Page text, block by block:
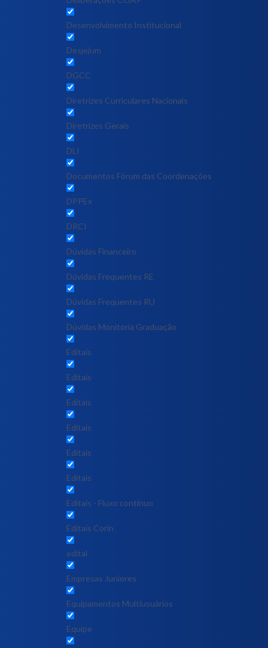
Desenvolvimento Institucional
Desjejum
DGCC
Diretrizes Curriculares Nacionais
Diretrizes Gerais
DLI
Documentos Fórum das Coordenações
DPPEx
DRCI
Dúvidas Financeiro
Dúvidas Frequentes RE
Dúvidas Frequentes RU
Dúvidas Monitoria Graduação
Editais
Editais
Editais
Editais
Editais
Editais
Editais - Fluxo contínuo
Editais Corin
edital
Empresas Juniores
Equipamentos Multiusuários
Equipe